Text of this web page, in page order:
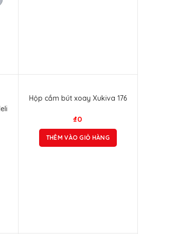
Hộp cắm bút xoay Xukiva 176
₫0
THÊM VÀO GIỎ HÀNG